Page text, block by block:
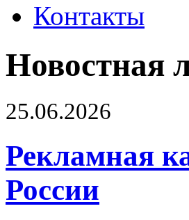
Контакты
Новостная
25.06.2026
Рекламная
России